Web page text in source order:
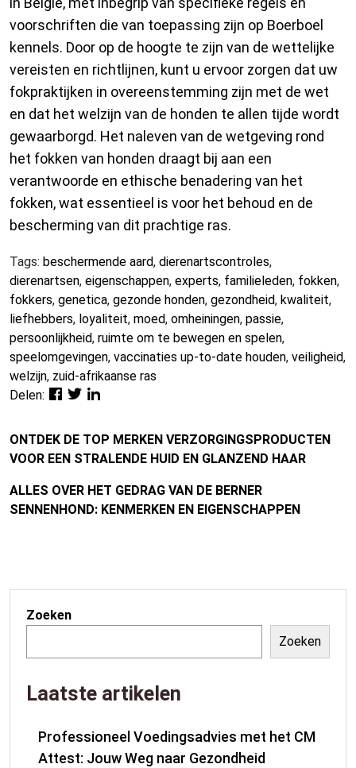
voorschriften die van toepassing zijn op Boerboel
kennels. Door op de hoogte te zijn van de wettelijke
vereisten en richtlijnen, kunt u ervoor zorgen dat uw
fokpraktijken in overeenstemming zijn met de wet
en dat het welzijn van de honden te allen tijde wordt
gewaarborgd. Het naleven van de wetgeving rond
het fokken van honden draagt bij aan een
verantwoorde en ethische benadering van het
fokken, wat essentieel is voor het behoud en de
bescherming van dit prachtige ras.
Tags: beschermende aard, dierenartscontroles,
dierenartsen, eigenschappen, experts, familieleden, fokken,
fokkers, genetica, gezonde honden, gezondheid, kwaliteit,
liefhebbers, loyaliteit, moed, omheiningen, passie,
persoonlijkheid, ruimte om te bewegen en spelen,
speelomgevingen, vaccinaties up-to-date houden, veiligheid,
welzijn, zuid-afrikaanse ras
Delen:
ONTDEK DE TOP MERKEN VERZORGINGSPRODUCTEN
VOOR EEN STRALENDE HUID EN GLANZEND HAAR
ALLES OVER HET GEDRAG VAN DE BERNER
SENNENHOND: KENMERKEN EN EIGENSCHAPPEN
Zoeken
Zoeken
Laatste artikelen
Professioneel Voedingsadvies met het CM
Attest: Jouw Weg naar Gezondheid